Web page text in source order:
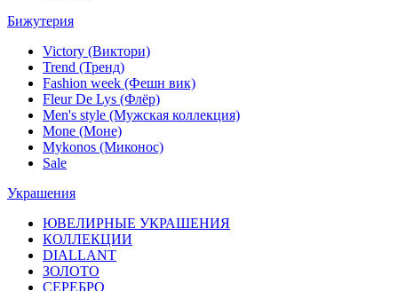
Бижутерия
Victory (Виктори)
Trend (Тренд)
Fashion week (Фешн вик)
Fleur De Lys (Флёр)
Men's style (Мужская коллекция)
Mone (Моне)
Mykonos (Миконос)
Sale
Украшения
ЮВЕЛИРНЫЕ УКРАШЕНИЯ
КОЛЛЕКЦИИ
DIALLANT
ЗОЛОТО
СЕРЕБРО